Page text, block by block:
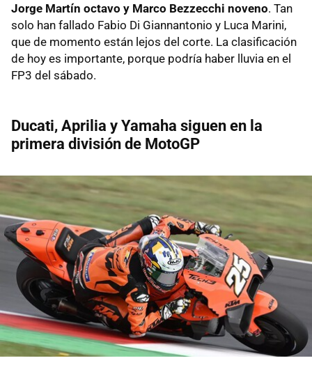
Jorge Martín octavo y Marco Bezzecchi noveno. Tan
solo han fallado Fabio Di Giannantonio y Luca Marini,
que de momento están lejos del corte. La clasificación
de hoy es importante, porque podría haber lluvia en el
FP3 del sábado.
Ducati, Aprilia y Yamaha siguen en la
primera división de MotoGP